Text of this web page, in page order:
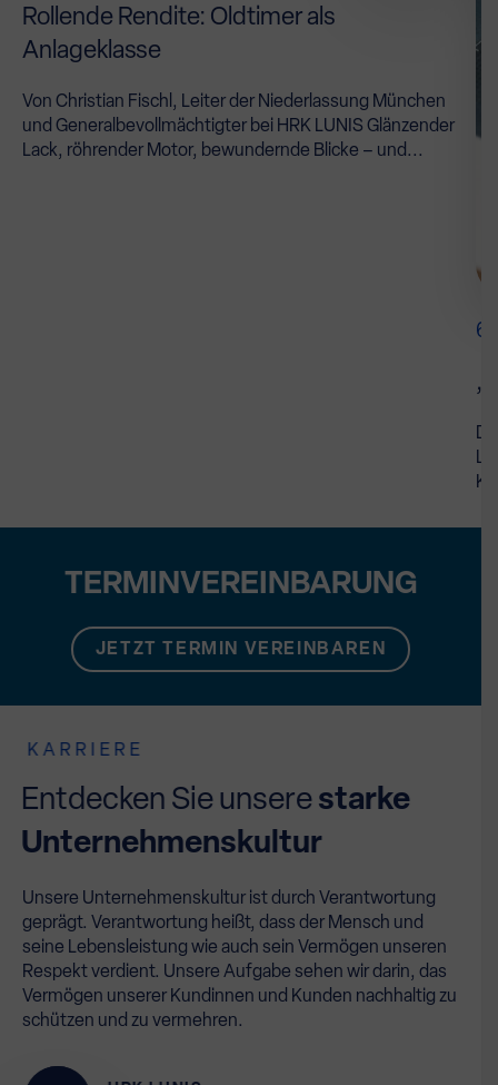
Rollende Rendite: Oldtimer als
Anlageklasse
Von Christian Fischl, Leiter der Niederlassung München
und Generalbevollmächtigter bei HRK LUNIS Glänzender
Lack, röhrender Motor, bewundernde Blicke – und...
6
TERMINVEREINBARUNG
JETZT TERMIN VEREINBAREN
KARRIERE
Entdecken Sie unserestarke
Unternehmenskultur
Unsere Unternehmenskultur ist durch Verantwortung
geprägt. Verantwortung heißt, dass der Mensch und
seine Lebensleistung wie auch sein Vermögen unseren
Respekt verdient. Unsere Aufgabe sehen wir darin, das
Vermögen unserer Kundinnen und Kunden nachhaltig zu
schützen und zu vermehren.